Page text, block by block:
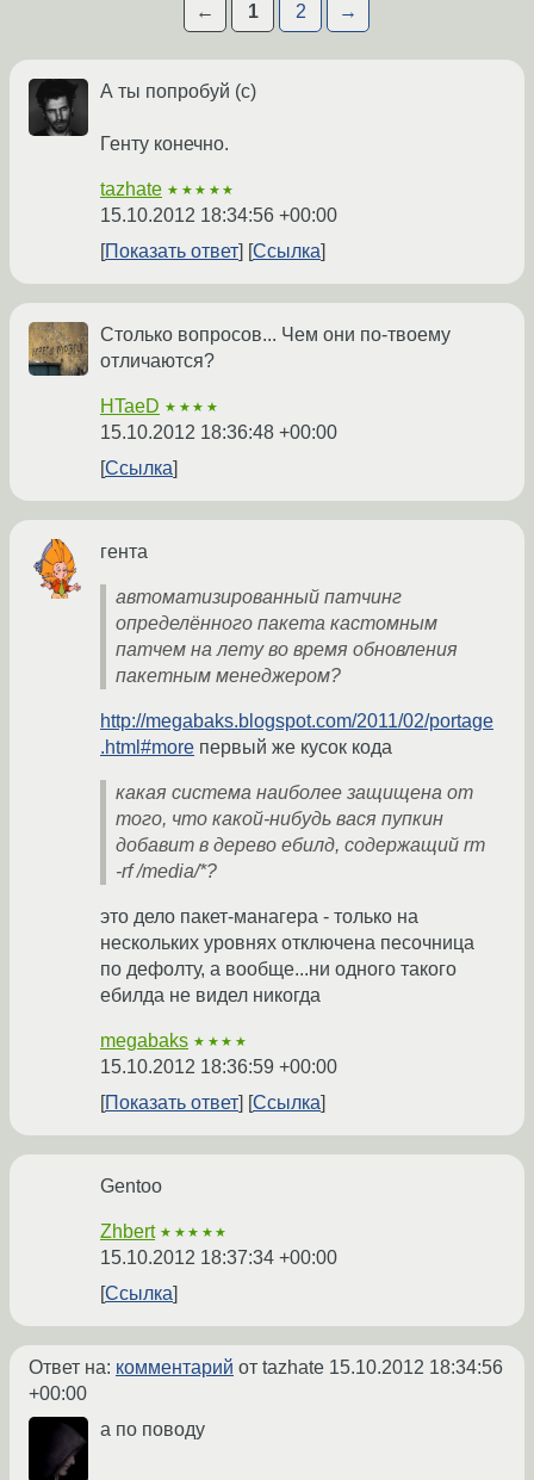
← 1 2 →
А ты попробуй (с)
Генту конечно.
tazhate ★★★★★
15.10.2012 18:34:56 +00:00
Показать ответ
Ссылка
Столько вопросов... Чем они по-твоему
отличаются?
HTaeD ★★★★
15.10.2012 18:36:48 +00:00
Ссылка
гента
автоматизированный патчинг
определённого пакета кастомным
патчем на лету во время обновления
пакетным менеджером?
http://megabaks.blogspot.com/2011/02/portage
.html#more первый же кусок кода
какая система наиболее защищена от
того, что какой-нибудь вася пупкин
добавит в дерево ебилд, содержащий rm
-rf /media/*?
это дело пакет-манагера - только на
нескольких уровнях отключена песочница
по дефолту, а вообще...ни одного такого
ебилда не видел никогда
megabaks ★★★★
15.10.2012 18:36:59 +00:00
Показать ответ
Ссылка
Gentoo
Zhbert ★★★★★
15.10.2012 18:37:34 +00:00
Ссылка
Ответ на: комментарий от tazhate 15.10.2012 18:34:56
+00:00
а по поводу